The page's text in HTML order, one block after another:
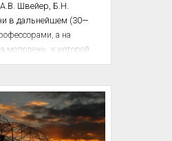
Швейер, Б.Н.
в дальнейшем (30—
а на
молодежь, к которой
эти строки.
сложились
направления:
особенно